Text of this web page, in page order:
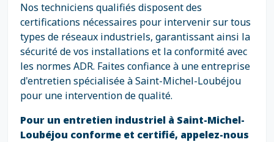
Nos techniciens qualifiés disposent des
certifications nécessaires pour intervenir sur tous
types de réseaux industriels, garantissant ainsi la
sécurité de vos installations et la conformité avec
les normes ADR. Faites confiance à une entreprise
d'entretien spécialisée à Saint-Michel-Loubéjou
pour une intervention de qualité.
Pour un entretien industriel à Saint-Michel-
Loubéjou conforme et certifié, appelez-nous